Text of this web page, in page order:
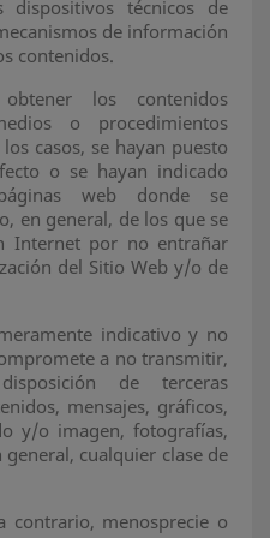
dispositivos técnicos de
de información
contenidos.
los contenidos
o procedimientos
casos, se hayan puesto
o se hayan indicado
web donde se
en general, de los que se
Internet por no entrañar
del Sitio Web y/o de
indicativo y no
a no transmitir,
de terceras
mensajes, gráficos,
y/o imagen, fotografías,
cualquier clase de
contrario, menosprecie o